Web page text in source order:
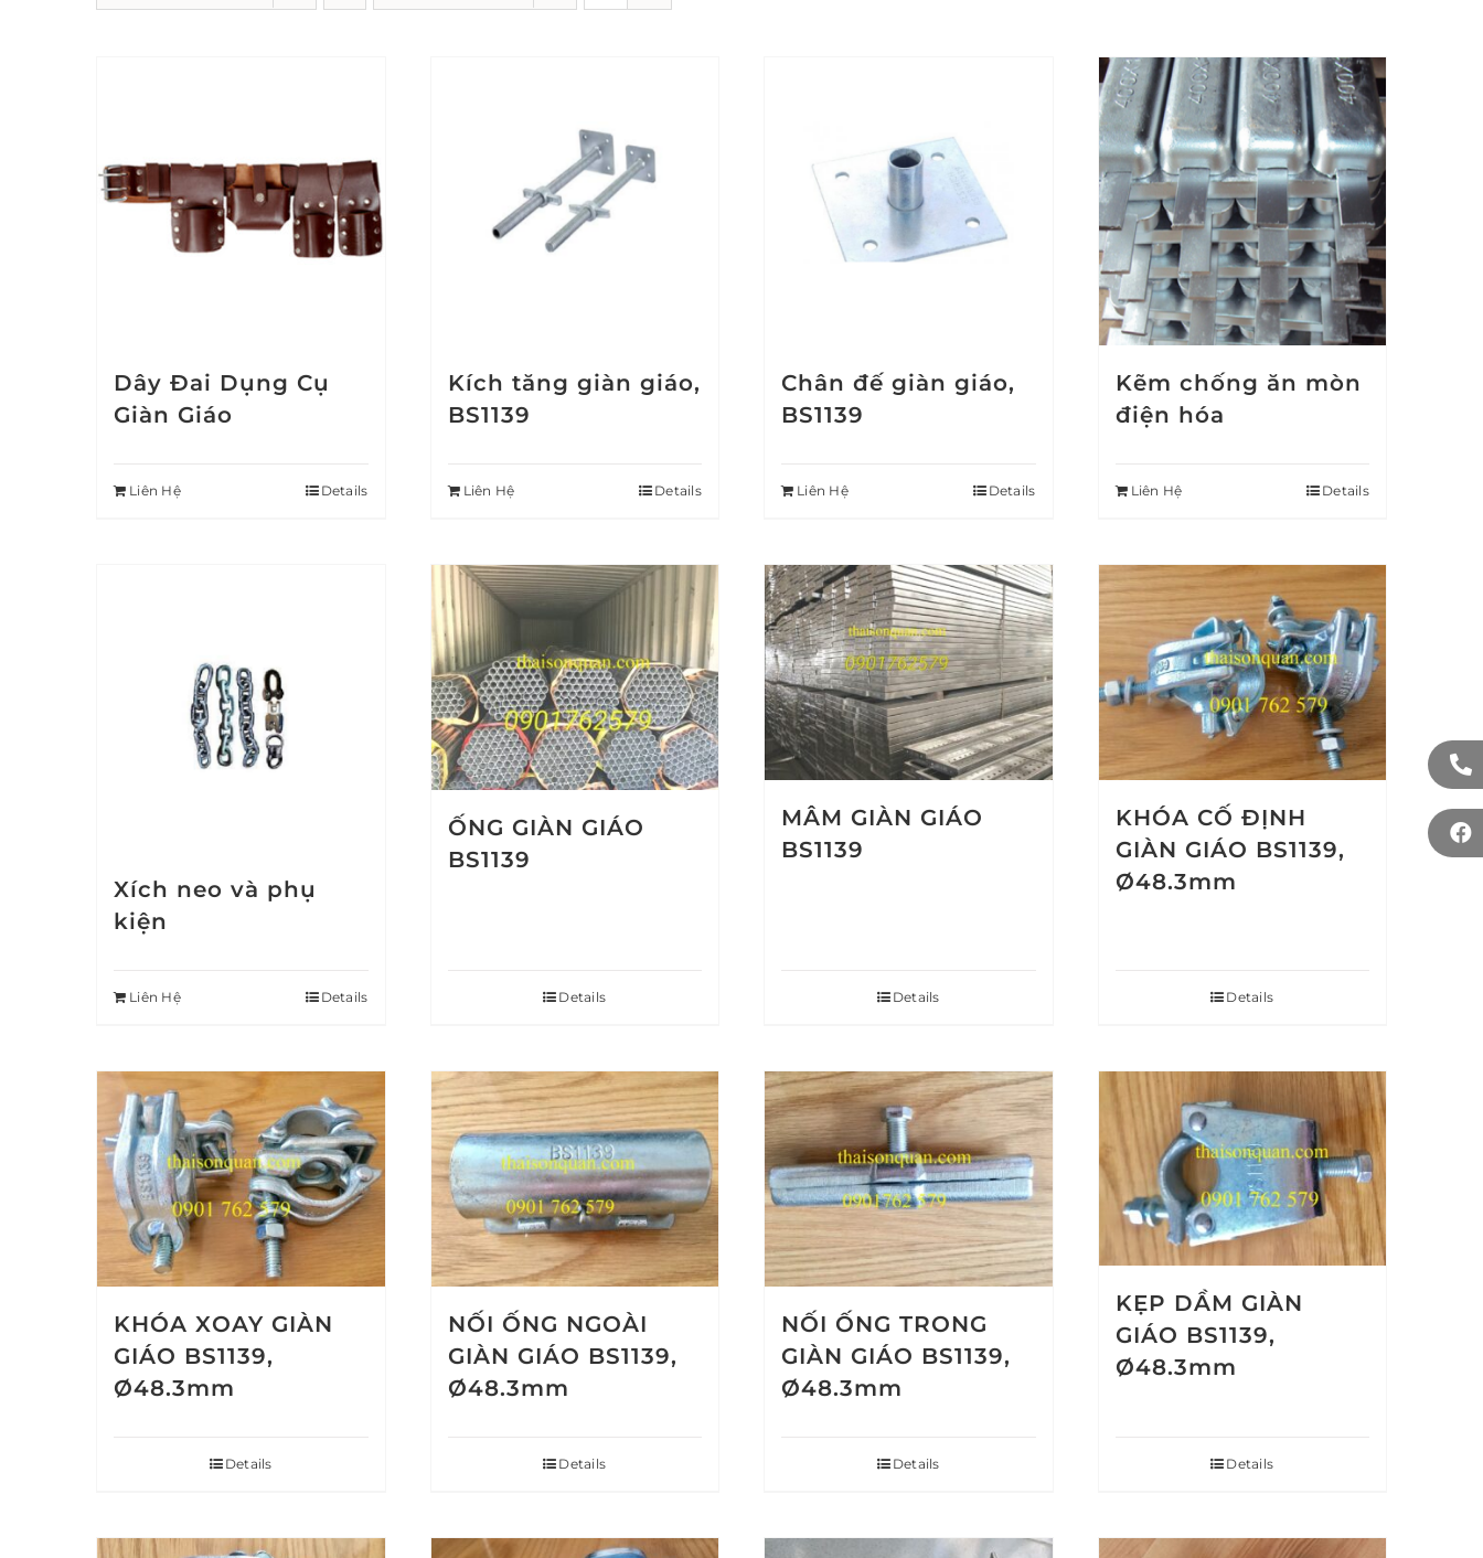
Dây Đai Dụng Cụ
Giàn Giáo
Liên Hệ Details
Kích tăng giàn giáo,
BS1139
Liên Hệ Details
Chân đế giàn giáo,
BS1139
Liên Hệ Details
Kẽm chống ăn mòn
điện hóa
Liên Hệ Details
Xích neo và phụ
kiện
Liên Hệ Details
ỐNG GIÀN GIÁO
BS1139
Details
MÂM GIÀN GIÁO
BS1139
Details
KHÓA CỐ ĐỊNH
GIÀN GIÁO BS1139,
Ø48.3mm
Details
KHÓA XOAY GIÀN
GIÁO BS1139,
Ø48.3mm
Details
NỐI ỐNG NGOÀI
GIÀN GIÁO BS1139,
Ø48.3mm
Details
NỐI ỐNG TRONG
GIÀN GIÁO BS1139,
Ø48.3mm
Details
KẸP DẦM GIÀN
GIÁO BS1139,
Ø48.3mm
Details